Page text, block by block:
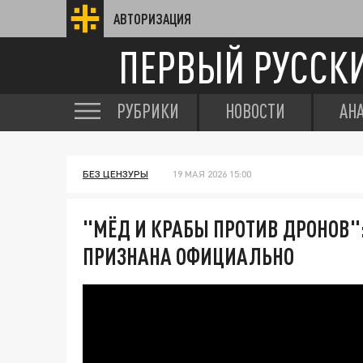
АВТОРИЗАЦИЯ
ПЕРВЫЙ
РУБРИКИ НОВОСТИ
БЕЗ ЦЕНЗУРЫ 19 МАЯ 2026 15:00
"МЁД И КРАБЫ ПРОТИВ
ПРИЗНАНА ОФИЦИАЛЬНО